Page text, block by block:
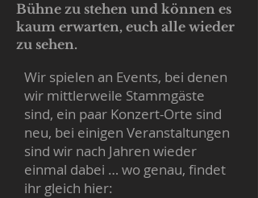
Bühne zu stehen und können es
kaum erwarten, euch alle wieder
zu sehen.
Wir spielen an Events, bei denen
wir mittlerweile Stammgäste
sind, ein paar Konzert-Orte sind
neu, bei einigen Veranstaltungen
sind wir nach Jahren wieder
einmal dabei … wo genau, findet
ihr gleich hier: